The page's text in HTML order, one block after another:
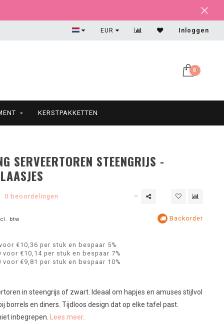
Maatwerk? Mail ons!
EUR Inloggen
0
KERSTPAKKETTEN
SERVEERTOREN STEENGRIJS -
0 beoordelingen
btw Backorder
€10,36 per stuk en bespaar 5%
voor €10,14 per stuk en bespaar 7%
voor €9,81 per stuk en bespaar 10%
in steengrijs of zwart. Ideaal om hapjes en amuses stijlvol
borrels en diners. Tijdloos design dat op elke tafel past.
inbegrepen.
Lees meer..